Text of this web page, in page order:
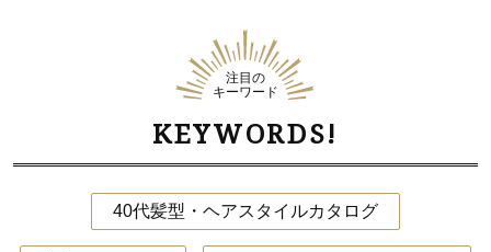
注目の
キーワード
KEYWORDS!
40代髪型・ヘアスタイルカタログ